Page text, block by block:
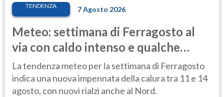
TENDENZA 7 Agosto 2026
Meteo: settimana di Ferragosto al
via con caldo intenso e qualche
temporale
La tendenza meteo per la settimana di Ferragosto
indica una nuova impennata della calura tra 11 e 14
agosto, con nuovi rialzi anche al Nord.